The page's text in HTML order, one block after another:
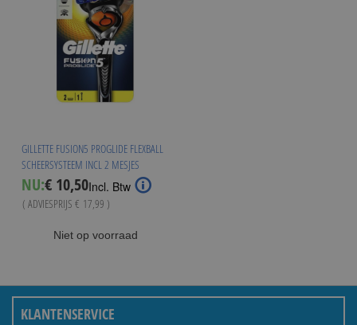
GILLETTE FUSION5 PROGLIDE FLEXBALL
SCHEERSYSTEEM INCL 2 MESJES
NU:Special
Price
€ 10,50Incl. Btw
( ADVIESPRIJS € 17,99 )
Niet op voorraad
KLANTENSERVICE